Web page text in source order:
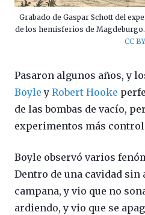
Grabado de Gaspar Schott del
de los hemisferios de Magdeburgo.
CC BY
Pasaron algunos años, y
Boyle y Robert Hooke
de las bombas de vacío,
experimentos más
Boyle observó varios
Dentro de una cavidad
campana, y vio que no
ardiendo, y vio que se